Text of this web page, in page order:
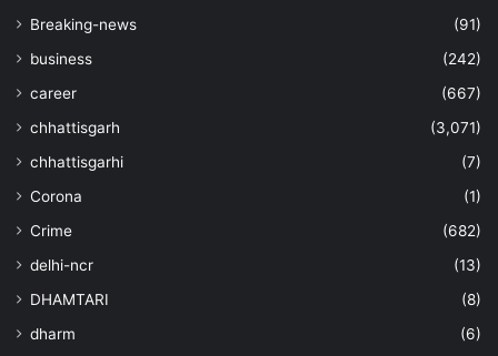
Breaking-news
(91)
business
(242)
career
(667)
chhattisgarh
(3,071)
chhattisgarhi
(7)
Corona
(1)
Crime
(682)
delhi-ncr
(13)
DHAMTARI
(8)
dharm
(6)